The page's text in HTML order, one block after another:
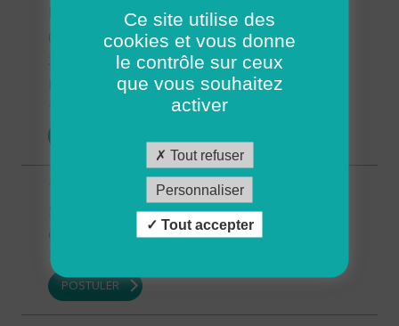
INTERVENANT.E A DOMICILE - VAL COUESNON
(H/F)
35 - Ille-et-Vilaine
Possibilité de CDI ou CDD
1 Auxiliaire de vie de nuit (H/F)
16/07/2026
POSTULER
Ce site utilise des
cookies et vous donne
le contrôle sur ceux
que vous souhaitez
activer
Tout refuser
Personnaliser
Tout accepter